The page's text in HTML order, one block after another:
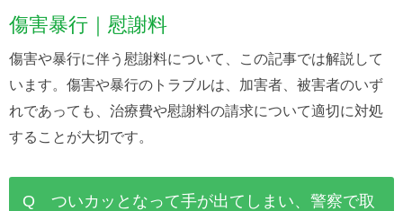
傷害暴行｜慰謝料
傷害や暴行に伴う慰謝料について、この記事では解説して
います。傷害や暴行のトラブルは、加害者、被害者のいず
れであっても、治療費や慰謝料の請求について適切に対処
することが大切です。
Q ついカッとなって手が出てしまい、警察で取